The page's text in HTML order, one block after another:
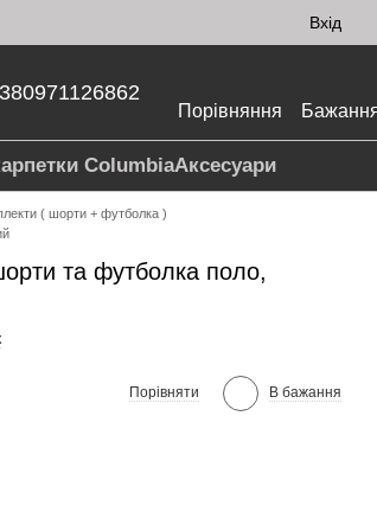
Вхід
Порівняння
ColumbiaАксесуари
( шорти + футболка )
та футболка поло,
Порівняти В бажання